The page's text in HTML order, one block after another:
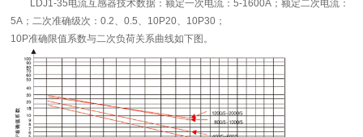
LDJ1-35电流互感器技术数据：额定一次电流：5-1600A；额定二次电流：
5A；二次准确级次：0.2、0.5、10P20、10P30；
10P准确限值系数与二次负荷关系曲线如下图。